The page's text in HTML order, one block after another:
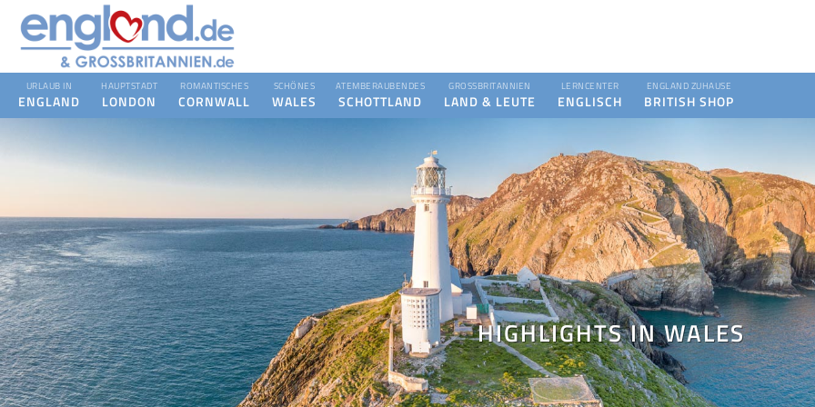
URLAUB IN
ENGLAND
HAUPTSTADT
LONDON
ROMANTISCHES
CORNWALL
SCHÖNES
WALES
ATEMBERAUBENDES
SCHOTTLAND
GROSSBRITANNIEN
LAND & LEUTE
LERNCENTER
ENGLISCH
ENGLAND ZUHAUSE
BRITISH SHOP
HIGHLIGHTS IN WALES